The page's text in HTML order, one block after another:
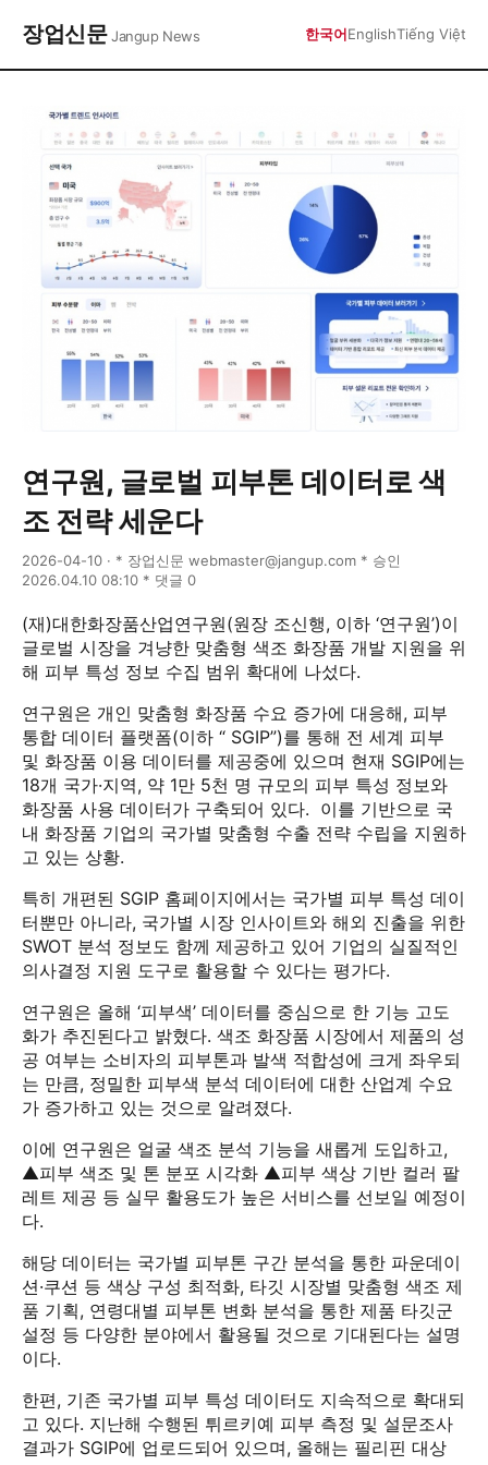
장업신문Jangup News 한국어EnglishTiếng Việt
연구원, 글로벌 피부톤 데이터로 색
조 전략 세운다
2026-04-10 · * 장업신문 webmaster@jangup.com * 승인
2026.04.10 08:10 * 댓글 0
(재)대한화장품산업연구원(원장 조신행, 이하 ‘연구원’)이
글로벌 시장을 겨냥한 맞춤형 색조 화장품 개발 지원을 위
해 피부 특성 정보 수집 범위 확대에 나섰다.
연구원은 개인 맞춤형 화장품 수요 증가에 대응해, 피부
통합 데이터 플랫폼(이하 “ SGIP”)를 통해 전 세계 피부
및 화장품 이용 데이터를 제공중에 있으며 현재 SGIP에는
18개 국가·지역, 약 1만 5천 명 규모의 피부 특성 정보와
화장품 사용 데이터가 구축되어 있다. 이를 기반으로 국
내 화장품 기업의 국가별 맞춤형 수출 전략 수립을 지원하
고 있는 상황.
특히 개편된 SGIP 홈페이지에서는 국가별 피부 특성 데이
터뿐만 아니라, 국가별 시장 인사이트와 해외 진출을 위한
SWOT 분석 정보도 함께 제공하고 있어 기업의 실질적인
의사결정 지원 도구로 활용할 수 있다는 평가다.
연구원은 올해 ‘피부색’ 데이터를 중심으로 한 기능 고도
화가 추진된다고 밝혔다. 색조 화장품 시장에서 제품의 성
공 여부는 소비자의 피부톤과 발색 적합성에 크게 좌우되
는 만큼, 정밀한 피부색 분석 데이터에 대한 산업계 수요
가 증가하고 있는 것으로 알려졌다.
이에 연구원은 얼굴 색조 분석 기능을 새롭게 도입하고,
▲피부 색조 및 톤 분포 시각화 ▲피부 색상 기반 컬러 팔
레트 제공 등 실무 활용도가 높은 서비스를 선보일 예정이
다.
해당 데이터는 국가별 피부톤 구간 분석을 통한 파운데이
션·쿠션 등 색상 구성 최적화, 타깃 시장별 맞춤형 색조 제
품 기획, 연령대별 피부톤 변화 분석을 통한 제품 타깃군
설정 등 다양한 분야에서 활용될 것으로 기대된다는 설명
이다.
한편, 기존 국가별 피부 특성 데이터도 지속적으로 확대되
고 있다. 지난해 수행된 튀르키예 피부 측정 및 설문조사
결과가 SGIP에 업로드되어 있으며, 올해는 필리핀 대상